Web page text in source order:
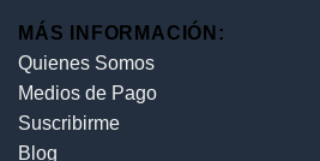
MÁS INFORMACIÓN:
Quienes Somos
Medios de Pago
Suscribirme
Blog